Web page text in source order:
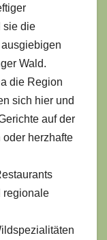
sie die
Wald.
die Region
sich hier und
auf der
oder herzhafte
regionale